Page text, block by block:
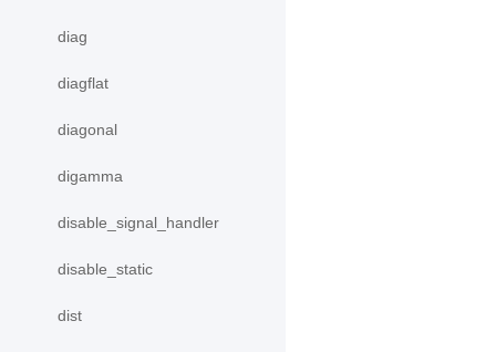
diag
diagflat
diagonal
digamma
disable_signal_handler
disable_static
dist